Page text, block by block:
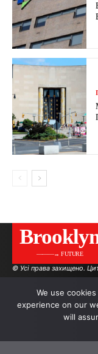
———→ FUTURE
© Усі права захищено.
We use
experience on our
will